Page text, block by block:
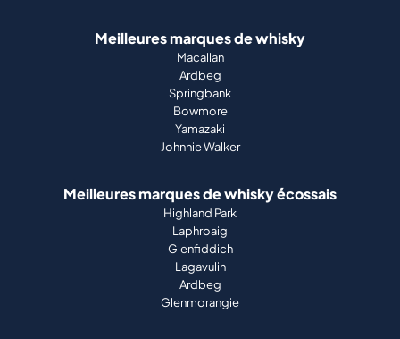
Meilleures marques de whisky
Macallan
Ardbeg
Springbank
Bowmore
Yamazaki
Johnnie Walker
Meilleures marques de whisky écossais
Highland Park
Laphroaig
Glenfiddich
Lagavulin
Ardbeg
Glenmorangie